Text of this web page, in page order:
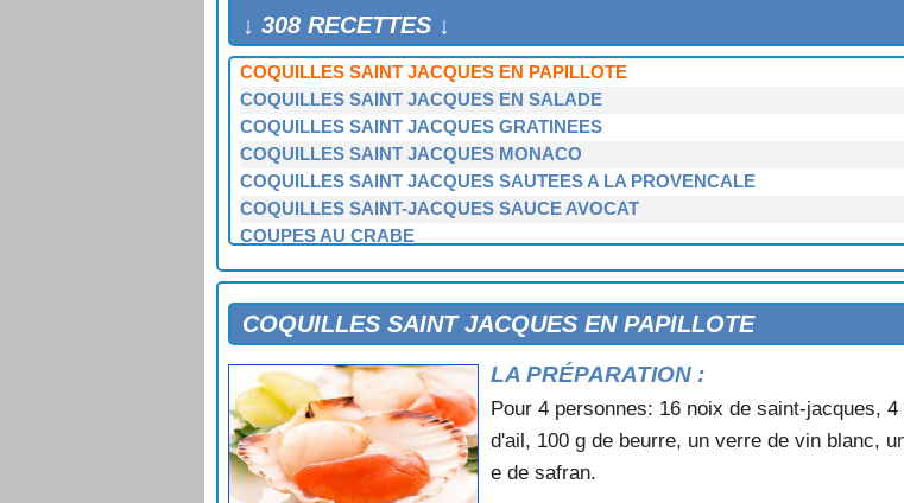
↓ 308 RECETTES ↓
COQUILLES SAINT JACQUES AUX MORILLES
COQUILLES SAINT JACQUES AUX NOISETTES
COQUILLES SAINT JACQUES EN PAPILLOTE
COQUILLES SAINT JACQUES EN SALADE
COQUILLES SAINT JACQUES GRATINEES
COQUILLES SAINT JACQUES MONACO
COQUILLES SAINT JACQUES SAUTEES A LA PROVENCALE
COQUILLES SAINT-JACQUES SAUCE AVOCAT
COUPES AU CRABE
CRABE A LA FU YUNG
CRABE A LA TOULONNAISE
CRABE A L'AMERICAINE
CRABE A L'ESPAGNOLE
CRABE AU GRATIN
CRABE DU PECHEUR
CRABE EN COCOTTE
COQUILLES SAINT JACQUES EN PAPILLOTE
LA PRÉPARATION :
Pour 4 personnes: 16 noix de saint-jacques,
d'ail, 100 g de beurre, un verre de vin blanc,
e de safran.